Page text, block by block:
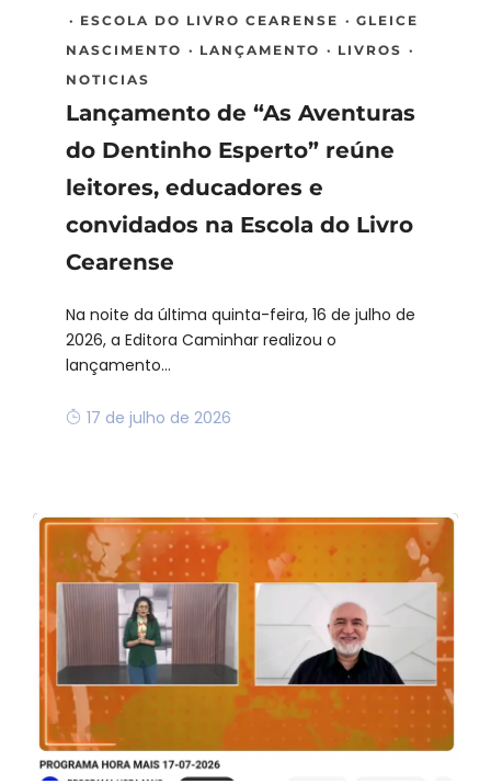
· ESCOLA DO LIVRO CEARENSE · GLEICE
NASCIMENTO · LANÇAMENTO · LIVROS ·
NOTICIAS
Lançamento de “As Aventuras
do Dentinho Esperto” reúne
leitores, educadores e
convidados na Escola do Livro
Cearense
Na noite da última quinta-feira, 16 de julho de
2026, a Editora Caminhar realizou o
lançamento...
17 de julho de 2026